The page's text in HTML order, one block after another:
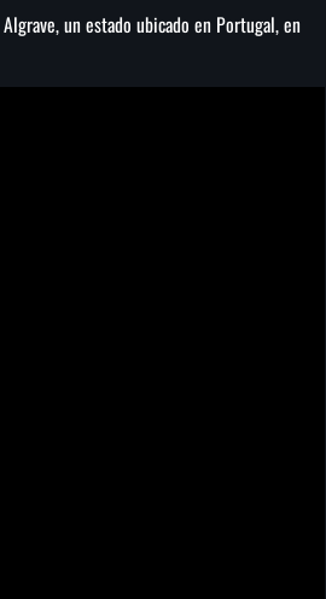
un estado ubicado en Portugal, en